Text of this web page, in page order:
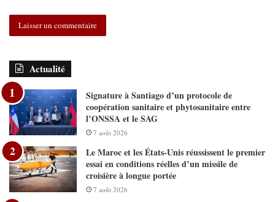
Actualité
Signature à Santiago d’un protocole de
coopération sanitaire et phytosanitaire entre
l’ONSSA et le SAG
7 août 2026
Le Maroc et les États-Unis réussissent le premier
essai en conditions réelles d’un missile de
croisière à longue portée
7 août 2026